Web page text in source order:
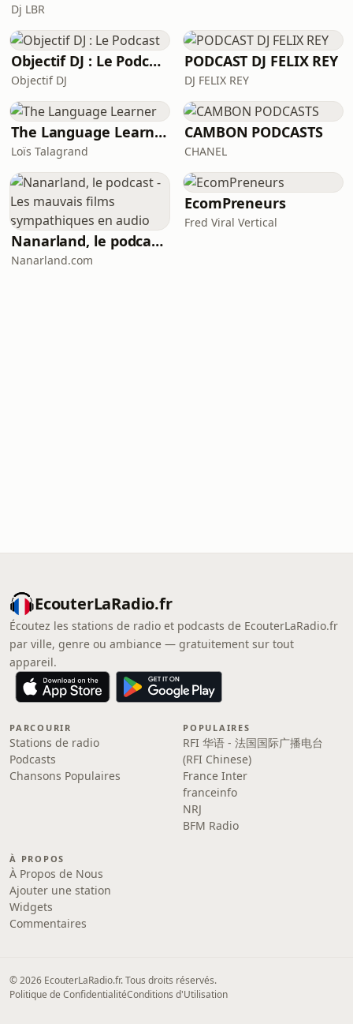
Dj LBR
Objectif DJ : Le Podcast
Objectif DJ
PODCAST DJ FELIX REY
DJ FELIX REY
The Language Learner
Loïs Talagrand
CAMBON PODCASTS
CHANEL
Nanarland, le podcast - Les mauvais films sympathiques en audio
Nanarland.com
EcomPreneurs
Fred Viral Vertical
EcouterLaRadio.fr
Écoutez les stations de radio et podcasts de EcouterLaRadio.fr
par ville, genre ou ambiance — gratuitement sur tout
appareil.
PARCOURIR
Stations de radio
Podcasts
Chansons Populaires
POPULAIRES
RFI 华语 - 法国国际广播电台
(RFI Chinese)
France Inter
franceinfo
NRJ
BFM Radio
À PROPOS
À Propos de Nous
Ajouter une station
Widgets
Commentaires
© 2026 EcouterLaRadio.fr. Tous droits réservés.
Politique de ConfidentialitéConditions d'Utilisation